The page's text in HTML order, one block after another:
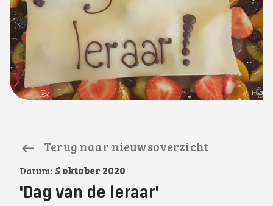
Terug naar nieuwsoverzicht
Datum: 5 oktober 2020
'Dag van de leraar'